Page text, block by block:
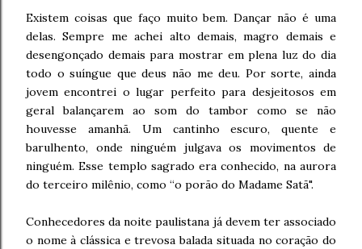
Existem coisas que faço muito bem. Dançar não é uma
delas. Sempre me achei alto demais, magro demais e
desengonçado demais para mostrar em plena luz do dia
todo o suíngue que deus não me deu. Por sorte, ainda
jovem encontrei o lugar perfeito para desjeitosos em
geral balançarem ao som do tambor como se não
houvesse amanhã. Um cantinho escuro, quente e
barulhento, onde ninguém julgava os movimentos de
ninguém. Esse templo sagrado era conhecido, na aurora
do terceiro milênio, como “o porão do Madame Satã".
Conhecedores da noite paulistana já devem ter associado
o nome à clássica e trevosa balada situada no coração do